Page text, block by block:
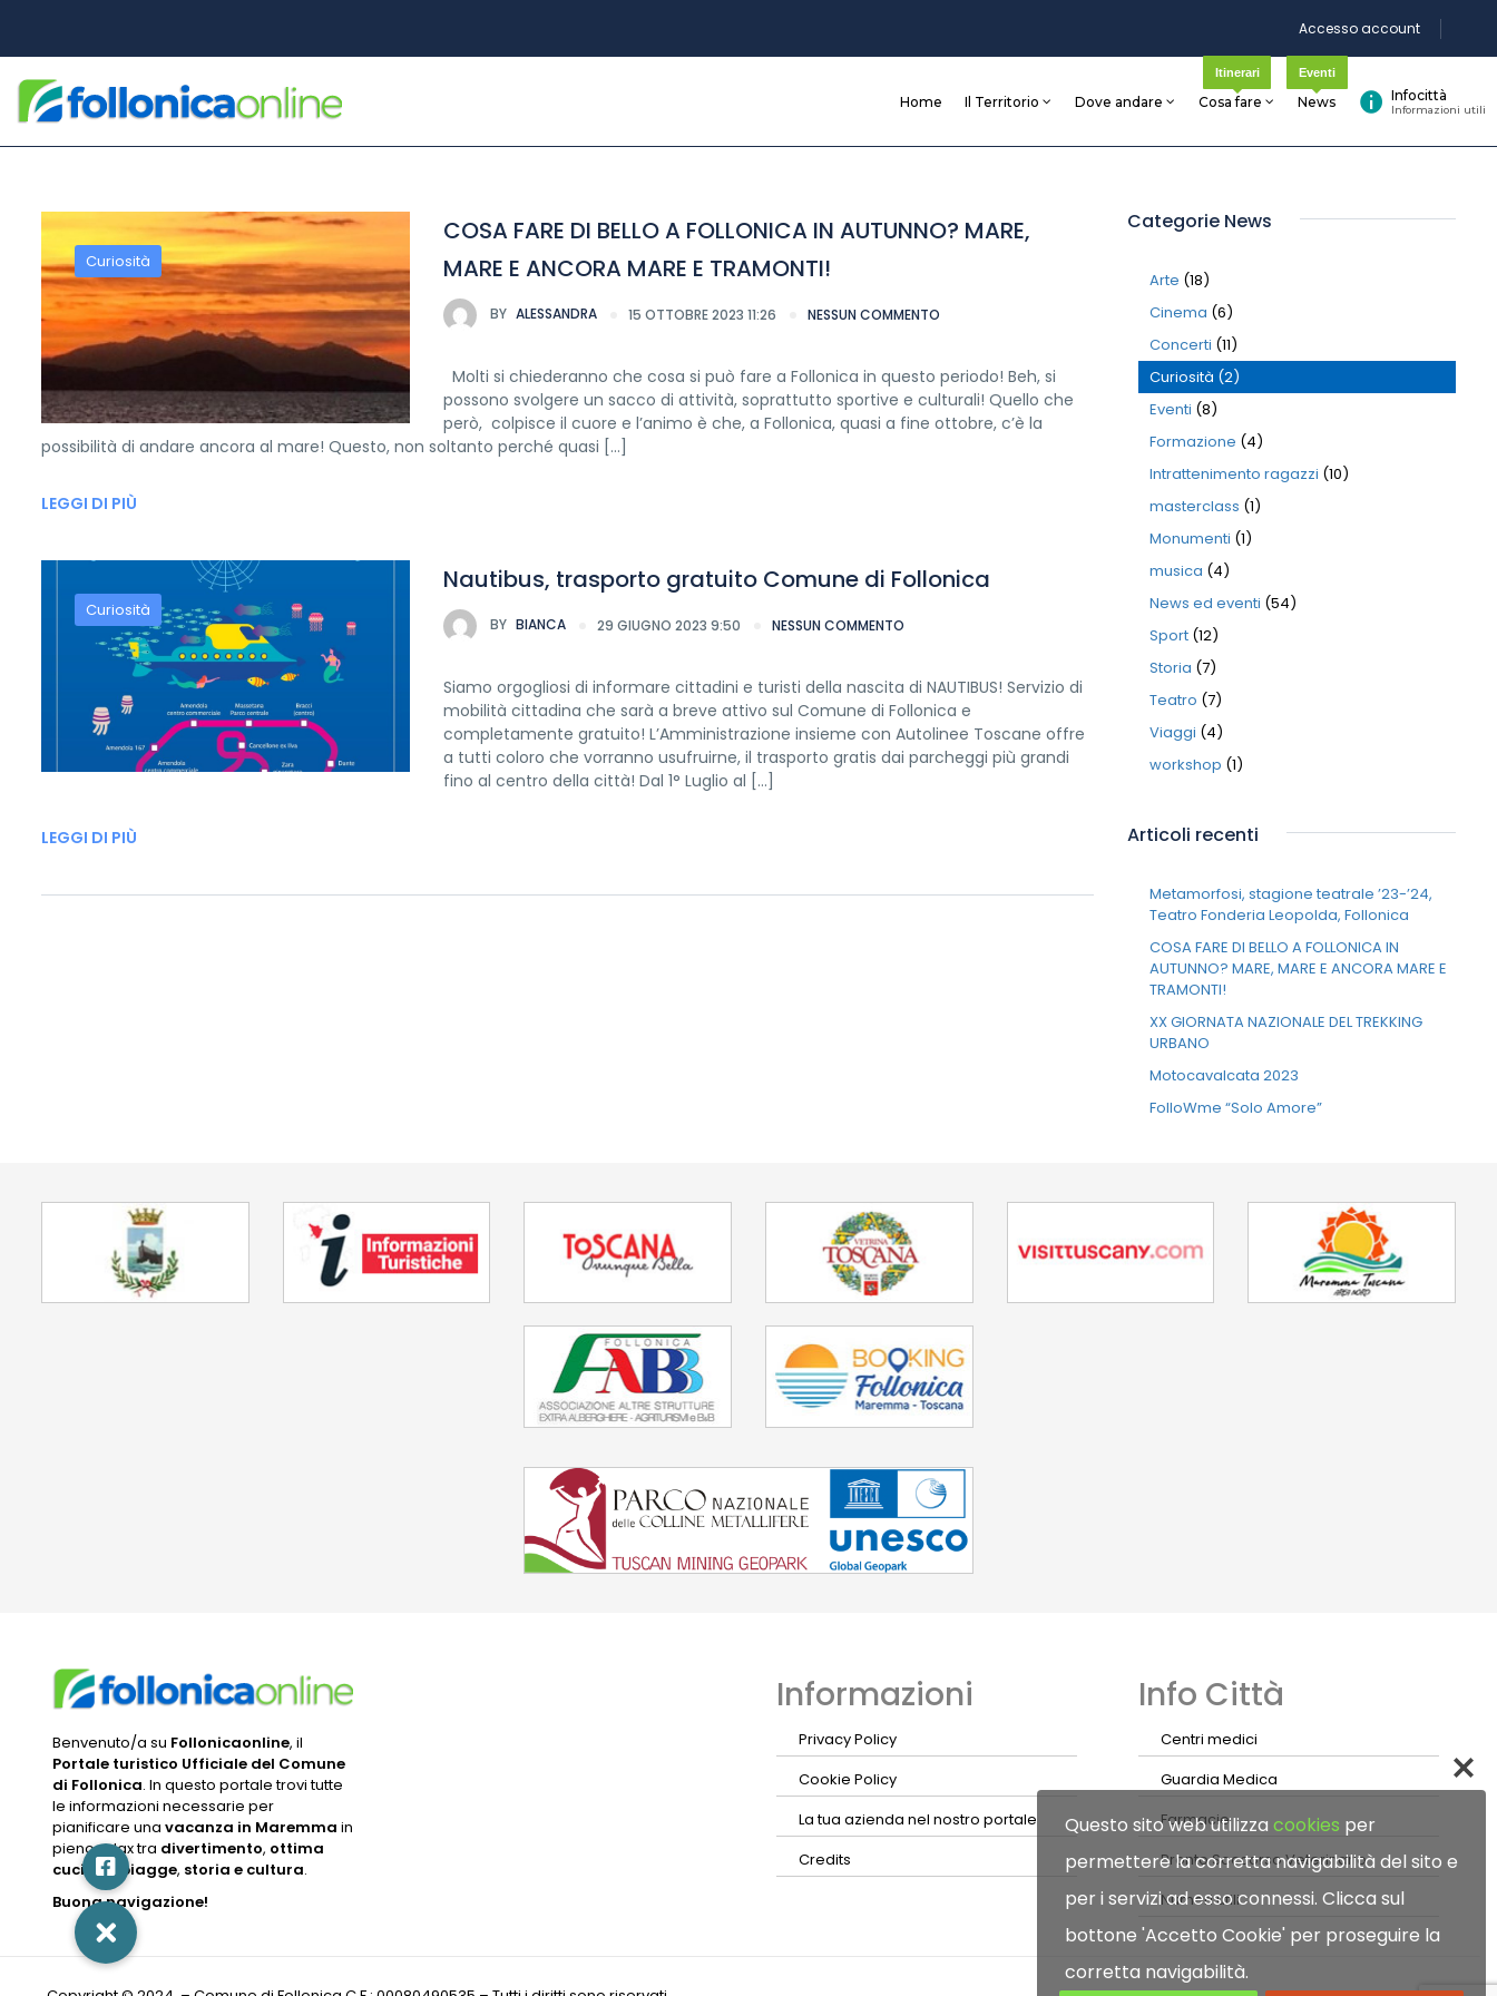
Accesso account
Home Il Territorio Dove andare Cosa fare
Itinerari
News
Eventi
Infocittà
Informazioni utili
Curiosità
COSA FARE DI BELLO A FOLLONICA IN AUTUNNO? MARE,
MARE E ANCORA MARE E TRAMONTI!
BY ALESSANDRA 15 OTTOBRE 2023 11:26 NESSUN COMMENTO
Molti si chiederanno che cosa si può fare a Follonica in questo periodo! Beh, si
possono svolgere un sacco di attività, soprattutto sportive e culturali! Quello che
però, colpisce il cuore e l’animo è che, a Follonica, quasi a fine ottobre, c’è la
possibilità di andare ancora al mare! Questo, non soltanto perché quasi […]
LEGGI DI PIÙ
Curiosità
Nautibus, trasporto gratuito Comune di Follonica
BY BIANCA 29 GIUGNO 2023 9:50 NESSUN COMMENTO
Siamo orgogliosi di informare cittadini e turisti della nascita di NAUTIBUS! Servizio di
mobilità cittadina che sarà a breve attivo sul Comune di Follonica e
completamente gratuito! L’Amministrazione insieme con Autolinee Toscane offre
a tutti coloro che vorranno usufruirne, il trasporto gratis dai parcheggi più grandi
fino al centro della città! Dal 1° Luglio al […]
LEGGI DI PIÙ
Categorie News
Arte (18)
Cinema (6)
Concerti (11)
Curiosità (2)
Eventi (8)
Formazione (4)
Intrattenimento ragazzi (10)
masterclass (1)
Monumenti (1)
musica (4)
News ed eventi (54)
Sport (12)
Storia (7)
Teatro (7)
Viaggi (4)
workshop (1)
Articoli recenti
Metamorfosi, stagione teatrale ’23-’24,
Teatro Fonderia Leopolda, Follonica
COSA FARE DI BELLO A FOLLONICA IN
AUTUNNO? MARE, MARE E ANCORA MARE E
TRAMONTI!
XX GIORNATA NAZIONALE DEL TREKKING
URBANO
Motocavalcata 2023
FolloWme “Solo Amore”
Benvenuto/a su Follonicaonline, il
Portale turistico Ufficiale del Comune
di Follonica. In questo portale trovi tutte
le informazioni necessarie per
pianificare una vacanza in Maremma in
pieno relax tra divertimento, ottima
cucina,spiagge, storia e cultura.
Buona navigazione!
Informazioni
Privacy Policy
Cookie Policy
La tua azienda nel nostro portale
Credits
Info Città
Centri medici
Guardia Medica
Farmacie
Pronto Soccorso Veterinario
Numeri utili
Questo sito web utilizza cookies per
permettere la corretta navigabilità del sito e
per i servizi ad esso connessi. Clicca sul
bottone 'Accetto Cookie' per proseguire la
corretta navigabilità.